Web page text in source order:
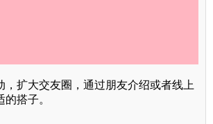
，扩大交友圈，通过朋友介绍或者线上
搭子。